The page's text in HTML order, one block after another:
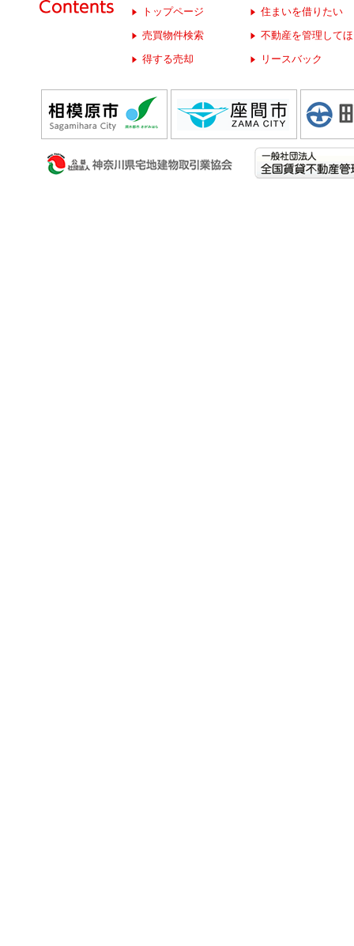
トップページ
売買物件検索
得する売却
住まいを借りたい
不動産を管理して
リースバック